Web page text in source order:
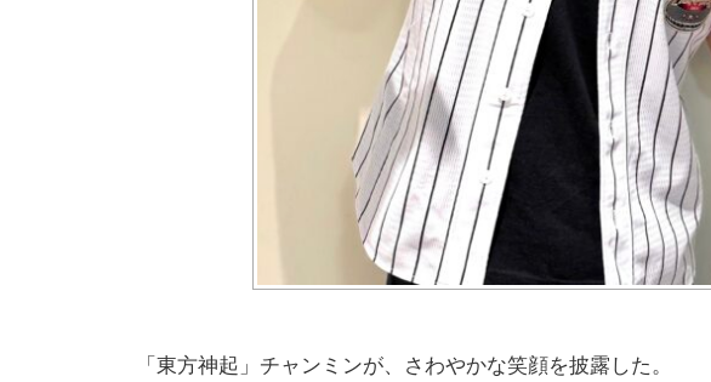
「東方神起」チャンミンが、さわやかな笑顔を披露した。